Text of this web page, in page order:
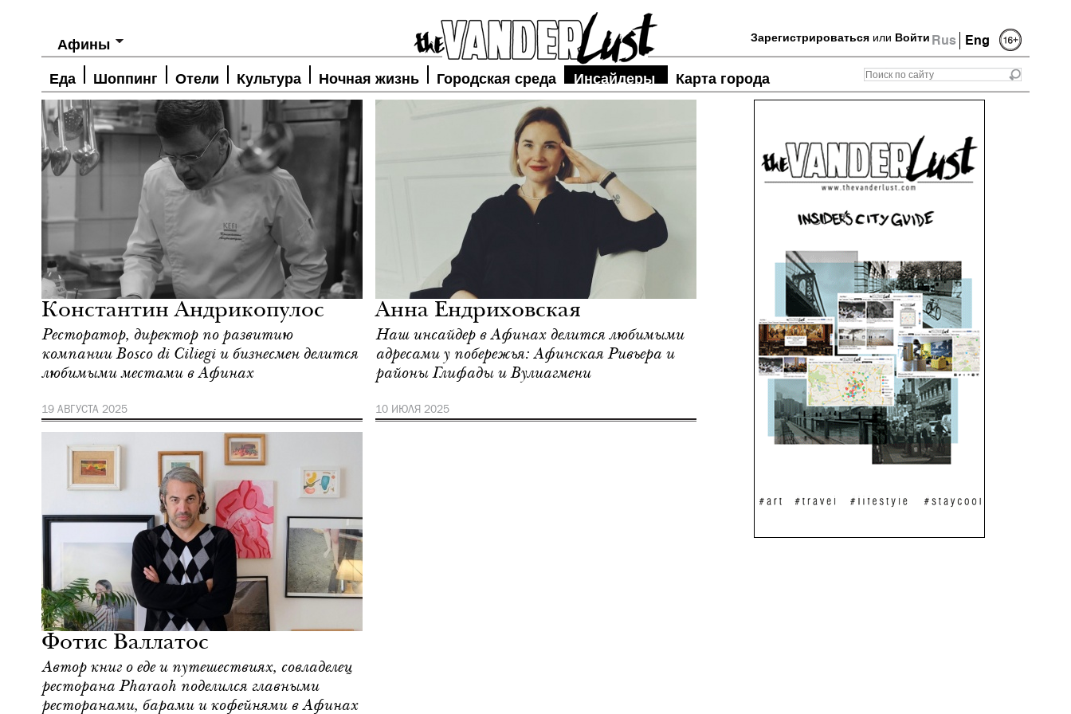
Rus Eng
Зарегистрироваться или Войти
Афины
Еда Шоппинг Отели Культура Ночная жизнь Городская среда Инсайдеры Карта города
Константин Андрикопулос
Ресторатор, директор по развитию
компании Bosco di Ciliegi и бизнесмен делится
любимыми местами в Афинах
19 АВГУСТА 2025
Инсайдеры
Афины
Анна Ендриховская
Наш инсайдер в Афинах делится любимыми
адресами у побережья: Афинская Ривьера и
районы Глифады и Вулиагмени
10 ИЮЛЯ 2025
Фотис Валлатос
Автор книг о еде и путешествиях, совладелец
ресторана Pharaoh поделился главными
ресторанами, барами и кофейнями в Афинах